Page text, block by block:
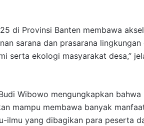
di Provinsi Banten membawa
sarana dan prasarana lingkungan
serta ekologi masyarakat desa,”
Wibowo mengungkapkan bahwa
mampu membawa banyak
ilmu yang dibagikan para peserta